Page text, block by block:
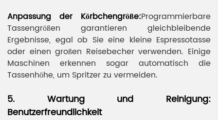
Anpassung der Körbchengröße:Programmierbare
Tassengrößen garantieren gleichbleibende
Ergebnisse, egal ob Sie eine kleine Espressotasse
oder einen großen Reisebecher verwenden. Einige
Maschinen erkennen sogar automatisch die
Tassenhöhe, um Spritzer zu vermeiden.
5. Wartung und Reinigung:
Benutzerfreundlichkeit